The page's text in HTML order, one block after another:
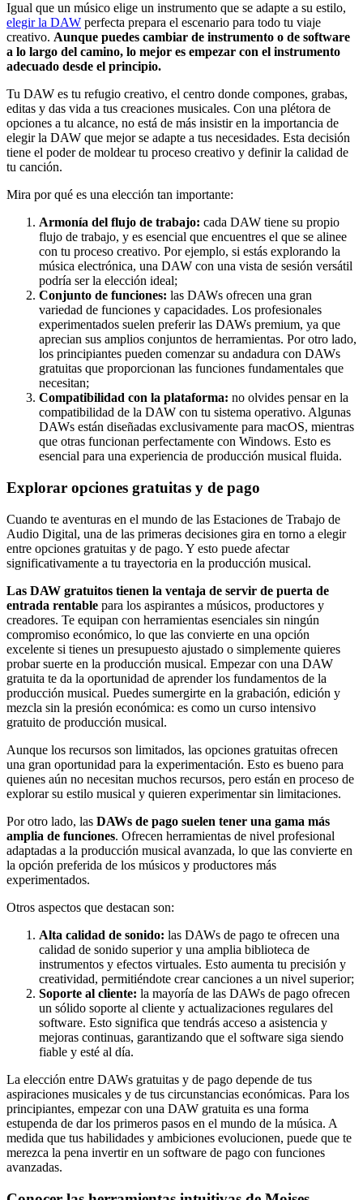
Igual que un músico elige un instrumento que se adapte a su estilo,
elegir la DAW perfecta prepara el escenario para todo tu viaje
creativo. Aunque puedes cambiar de instrumento o de software
a lo largo del camino, lo mejor es empezar con el instrumento
adecuado desde el principio.
Tu DAW es tu refugio creativo, el centro donde compones, grabas,
editas y das vida a tus creaciones musicales. Con una plétora de
opciones a tu alcance, no está de más insistir en la importancia de
elegir la DAW que mejor se adapte a tus necesidades. Esta decisión
tiene el poder de moldear tu proceso creativo y definir la calidad de
tu canción.
Mira por qué es una elección tan importante:
Armonía del flujo de trabajo: cada DAW tiene su propio
flujo de trabajo, y es esencial que encuentres el que se alinee
con tu proceso creativo. Por ejemplo, si estás explorando la
música electrónica, una DAW con una vista de sesión versátil
podría ser la elección ideal;
Conjunto de funciones: las DAWs ofrecen una gran
variedad de funciones y capacidades. Los profesionales
experimentados suelen preferir las DAWs premium, ya que
aprecian sus amplios conjuntos de herramientas. Por otro lado,
los principiantes pueden comenzar su andadura con DAWs
gratuitas que proporcionan las funciones fundamentales que
necesitan;
Compatibilidad con la plataforma: no olvides pensar en la
compatibilidad de la DAW con tu sistema operativo. Algunas
DAWs están diseñadas exclusivamente para macOS, mientras
que otras funcionan perfectamente con Windows. Esto es
esencial para una experiencia de producción musical fluida.
Explorar opciones gratuitas y de pago
Cuando te aventuras en el mundo de las Estaciones de Trabajo de
Audio Digital, una de las primeras decisiones gira en torno a elegir
entre opciones gratuitas y de pago. Y esto puede afectar
significativamente a tu trayectoria en la producción musical.
Las DAW gratuitos tienen la ventaja de servir de puerta de
entrada rentable para los aspirantes a músicos, productores y
creadores. Te equipan con herramientas esenciales sin ningún
compromiso económico, lo que las convierte en una opción
excelente si tienes un presupuesto ajustado o simplemente quieres
probar suerte en la producción musical. Empezar con una DAW
gratuita te da la oportunidad de aprender los fundamentos de la
producción musical. Puedes sumergirte en la grabación, edición y
mezcla sin la presión económica: es como un curso intensivo
gratuito de producción musical.
Aunque los recursos son limitados, las opciones gratuitas ofrecen
una gran oportunidad para la experimentación. Esto es bueno para
quienes aún no necesitan muchos recursos, pero están en proceso de
explorar su estilo musical y quieren experimentar sin limitaciones.
Por otro lado, las DAWs de pago suelen tener una gama más
amplia de funciones. Ofrecen herramientas de nivel profesional
adaptadas a la producción musical avanzada, lo que las convierte en
la opción preferida de los músicos y productores más
experimentados.
Otros aspectos que destacan son:
Alta calidad de sonido: las DAWs de pago te ofrecen una
calidad de sonido superior y una amplia biblioteca de
instrumentos y efectos virtuales. Esto aumenta tu precisión y
creatividad, permitiéndote crear canciones a un nivel superior;
Soporte al cliente: la mayoría de las DAWs de pago ofrecen
un sólido soporte al cliente y actualizaciones regulares del
software. Esto significa que tendrás acceso a asistencia y
mejoras continuas, garantizando que el software siga siendo
fiable y esté al día.
La elección entre DAWs gratuitas y de pago depende de tus
aspiraciones musicales y de tus circunstancias económicas. Para los
principiantes, empezar con una DAW gratuita es una forma
estupenda de dar los primeros pasos en el mundo de la música. A
medida que tus habilidades y ambiciones evolucionen, puede que te
merezca la pena invertir en un software de pago con funciones
avanzadas.